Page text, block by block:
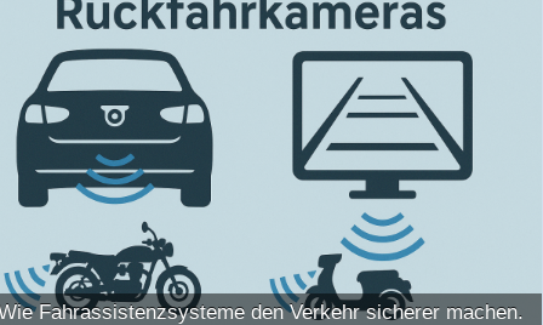
Fahrassistenzsysteme den Verkehr sicherer machen.